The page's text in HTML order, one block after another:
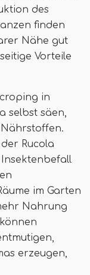
des
finden
Nähe gut
Vorteile
in
selbst säen,
Rucola
im Garten
Nahrung
erzeugen,